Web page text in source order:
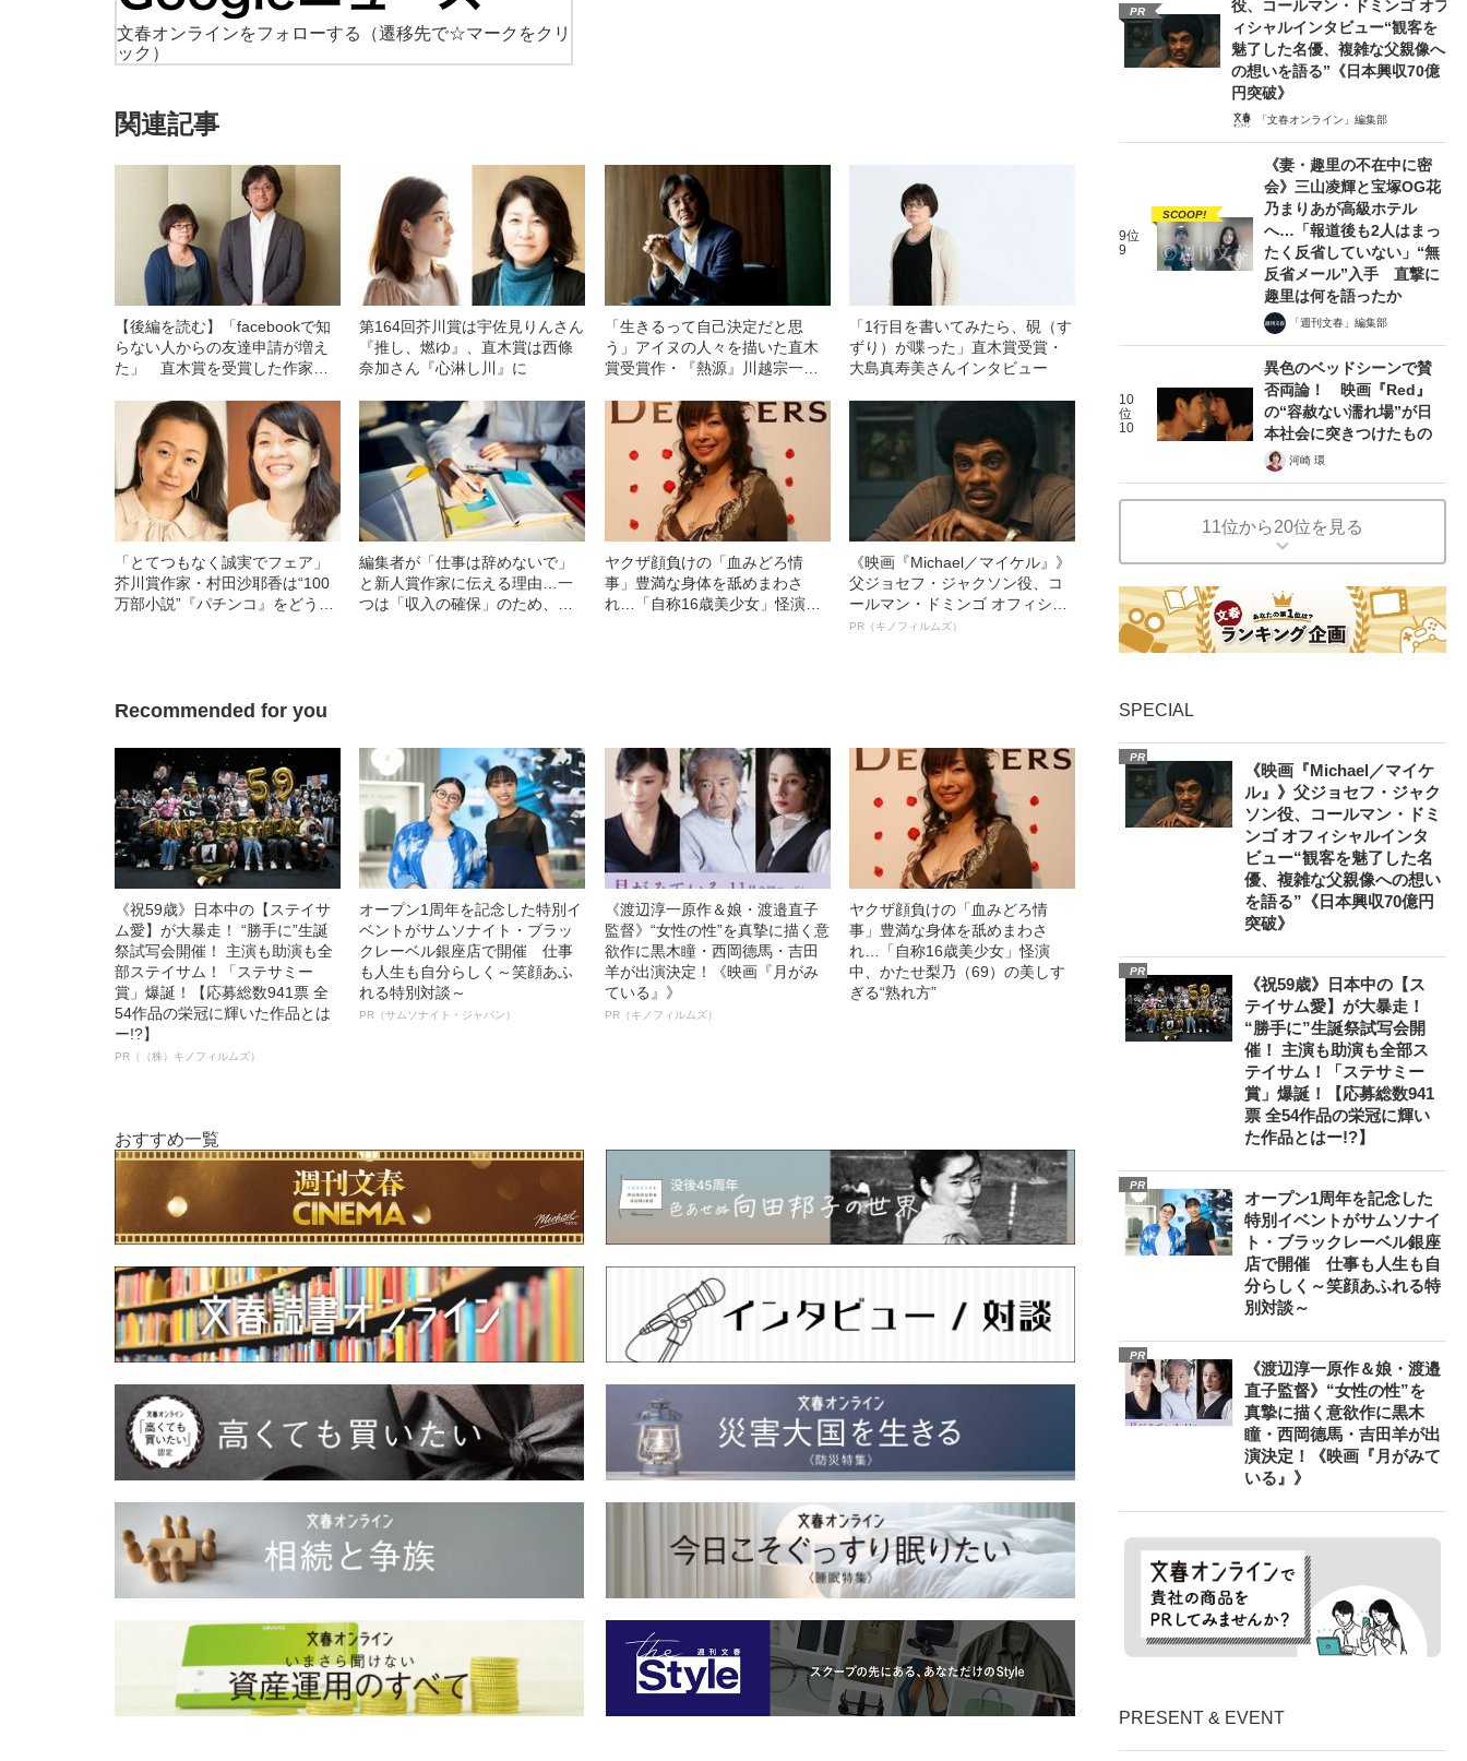
文春オンラインをフォローする
（遷移先で☆マークをクリ
ック）
関連記事
【後編を読む】「facebookで知
らない人からの友達申請が増え
た」 直木賞を受賞した作家
第164回芥川賞は宇佐見りんさん
『推し、燃ゆ』、直木賞は西條
奈加さん『心淋し川』に
「生きるって自己決定だと思
う」アイヌの人々を描いた直木
賞受賞作・『熱源』川越宗一さ
「1行目を書いてみたら、硯（す
ずり）が喋った」直木賞受賞・
大島真寿美さんインタビュー
「とてつもなく誠実でフェア」
芥川賞作家・村田沙耶香は“100
万部小説”『パチンコ』をどう読
編集者が「仕事は辞めないで」
と新人賞作家に伝える理由…一
つは「収入の確保」のため、も
ヤクザ顔負けの「血みどろ情
事」豊満な身体を舐めまわさ
れ…「自称16歳美少女」怪演
《映画『Michael／マイケル』》
父ジョセフ・ジャクソン役、コ
ールマン・ドミンゴ オフィシャ
ルインタビュー“観客を魅了した
PR（キノフィルムズ）
Recommended for you
《祝59歳》日本中の【ステイサ
ム愛】が大暴走！ “勝手に”生誕
祭試写会開催！ 主演も助演も全
部ステイサム！「ステサミー
賞」爆誕！【応募総数941票 全
54作品の栄冠に輝いた作品とは
ー!?】
PR（（株）キノフィルムズ）
オープン1周年を記念した特別イ
ベントがサムソナイト・ブラッ
クレーベル銀座店で開催 仕事
も人生も自分らしく～笑顔あふ
れる特別対談～
PR（サムソナイト・ジャパン）
《渡辺淳一原作＆娘・渡邉直子
監督》“女性の性”を真摯に描く意
欲作に黒木瞳・西岡德馬・吉田
羊が出演決定！《映画『月がみ
ている』》
PR（キノフィルムズ）
ヤクザ顔負けの「血みどろ情
事」豊満な身体を舐めまわさ
れ…「自称16歳美少女」怪演
中、かたせ梨乃（69）の美しす
ぎる“熟れ方”
おすすめ一覧
PR
役、コールマン・ドミンゴ オフ
ィシャルインタビュー“観客を
魅了した名優、複雑な父親像へ
の想いを語る”《日本興収70億
円突破》
「文春オンライン」編集部
9位
9
SCOOP!
《妻・趣里の不在中に密
会》三山凌輝と宝塚OG花
乃まりあが高級ホテル
へ…「報道後も2人はまっ
たく反省していない」“無
反省メール”入手 直撃に
趣里は何を語ったか
「週刊文春」編集部
10
位
10
異色のベッドシーンで賛
否両論！ 映画『Red』
の“容赦ない濡れ場”が日
本社会に突きつけたもの
河崎 環
11位から20位を見る
SPECIAL
PR
《映画『Michael／マイケ
ル』》父ジョセフ・ジャク
ソン役、コールマン・ドミ
ンゴ オフィシャルインタ
ビュー“観客を魅了した名
優、複雑な父親像への想い
を語る”《日本興収70億円
突破》
PR
《祝59歳》日本中の【ス
テイサム愛】が大暴走！
“勝手に”生誕祭試写会開
催！ 主演も助演も全部ス
テイサム！「ステサミー
賞」爆誕！【応募総数941
票 全54作品の栄冠に輝い
た作品とはー!?】
PR
オープン1周年を記念した
特別イベントがサムソナイ
ト・ブラックレーベル銀座
店で開催 仕事も人生も自
分らしく～笑顔あふれる特
別対談～
PR
《渡辺淳一原作＆娘・渡邉
直子監督》“女性の性”を
真摯に描く意欲作に黒木
瞳・西岡德馬・吉田羊が出
演決定！《映画『月がみて
いる』》
PRESENT & EVENT